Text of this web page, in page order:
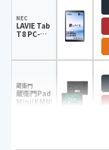
NEC
LAVIE Tab
T8 PC-
蔵衛門
蔵衛門Pad
Mini(KMN03)